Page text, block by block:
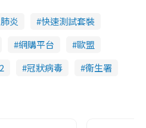
炎
快速測試套裝
網購平台
歐盟
冠狀病毒 衞生署